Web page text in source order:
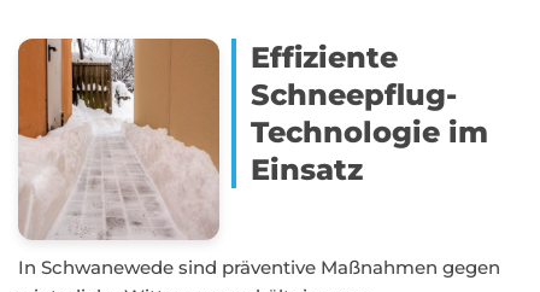
Effiziente
Schneepflug-
Technologie im
Einsatz
In Schwanewede sind präventive Maßnahmen gegen